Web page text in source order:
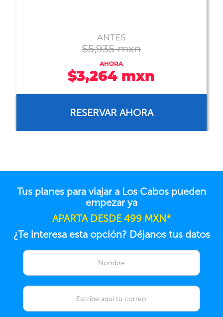
$5,152 mxn
RESERVAR AHORA
Tus planes para viajar a Los Cabos pueden
empezar ya
APARTA DESDE 499 MXN*
¿Te interesa esta opción? Déjanos tus datos